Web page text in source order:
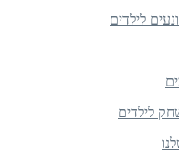
לילדים
לילדים